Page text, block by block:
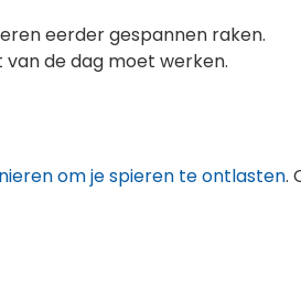
eerder gespannen raken.
de dag moet werken.
om je spieren te ontlasten.